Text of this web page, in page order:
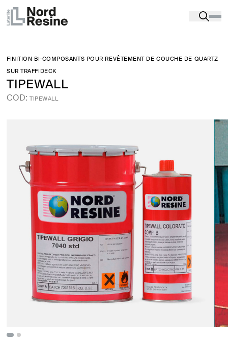
Produits-Produits d’étanchéité TOITS MOBILES-
TIPEWALL
FINITION BI-COMPOSANTS POUR REVÊTEMENT DE COUCHE DE QUARTZ
SUR TRAFFIDECK
TIPEWALL
COD: TIPEWALL